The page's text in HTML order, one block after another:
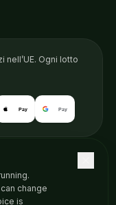
Ogni lotto
Pay Pay
Français
change
is